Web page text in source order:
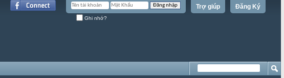
Đăng Ký
Trợ giúp
Ghi nhớ?